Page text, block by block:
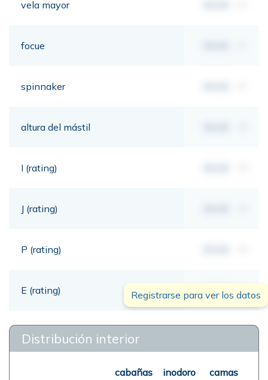
vela mayor
focue
spinnaker
altura del mástil
I (rating)
J (rating)
P (rating)
E (rating) 00,00 mt
Registrarse para ver los datos
Distribución interior
cabañas inodoro camas